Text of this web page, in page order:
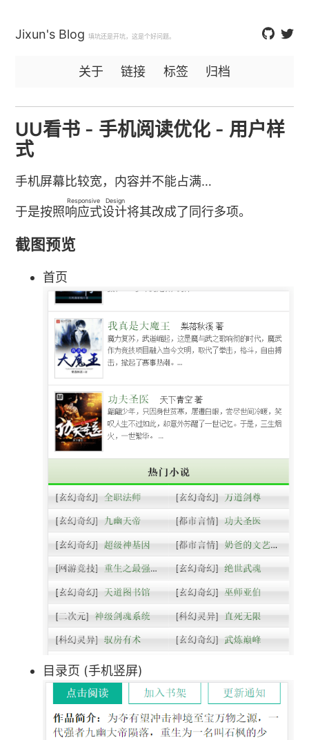
Jixun's Blog 填坑还是开坑，这是个好问题。
关于 链接 标签 归档
UU看书 - 手机阅读优化 - 用户样
式
手机屏幕比较宽，内容并不能占满…
于是按照响应式设计
Responsive Design
将其改成了同行多项。
截图预览
首页
目录页 (手机竖屏)